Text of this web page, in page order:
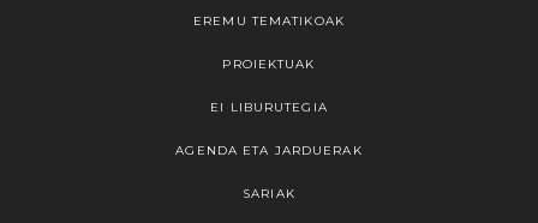
EREMU TEMATIKOAK
PROIEKTUAK
EI LIBURUTEGIA
AGENDA ETA JARDUERAK
SARIAK